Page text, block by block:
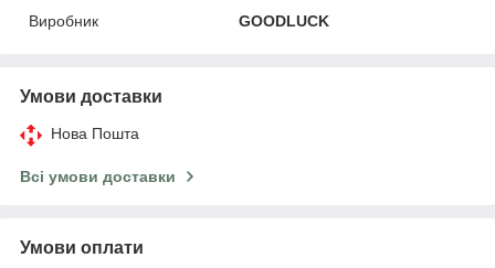
Виробник
GOODLUCK
Умови доставки
Нова Пошта
Всі умови доставки
Умови оплати